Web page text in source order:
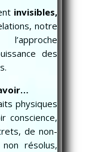
invisibles,
notre
des
physiques
conscience,
de non-
résolus,